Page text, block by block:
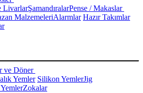
LivarlarŞamandıralarPense / Makaslar
MalzemeleriAlarmlar Hazır Takımlar
ve Döner
Yemler Silikon YemlerJig
Zokalar